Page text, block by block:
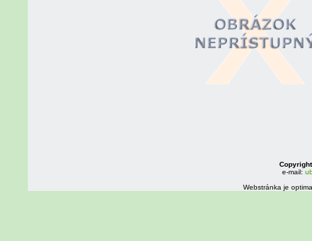
e-mail:
Webstránka je